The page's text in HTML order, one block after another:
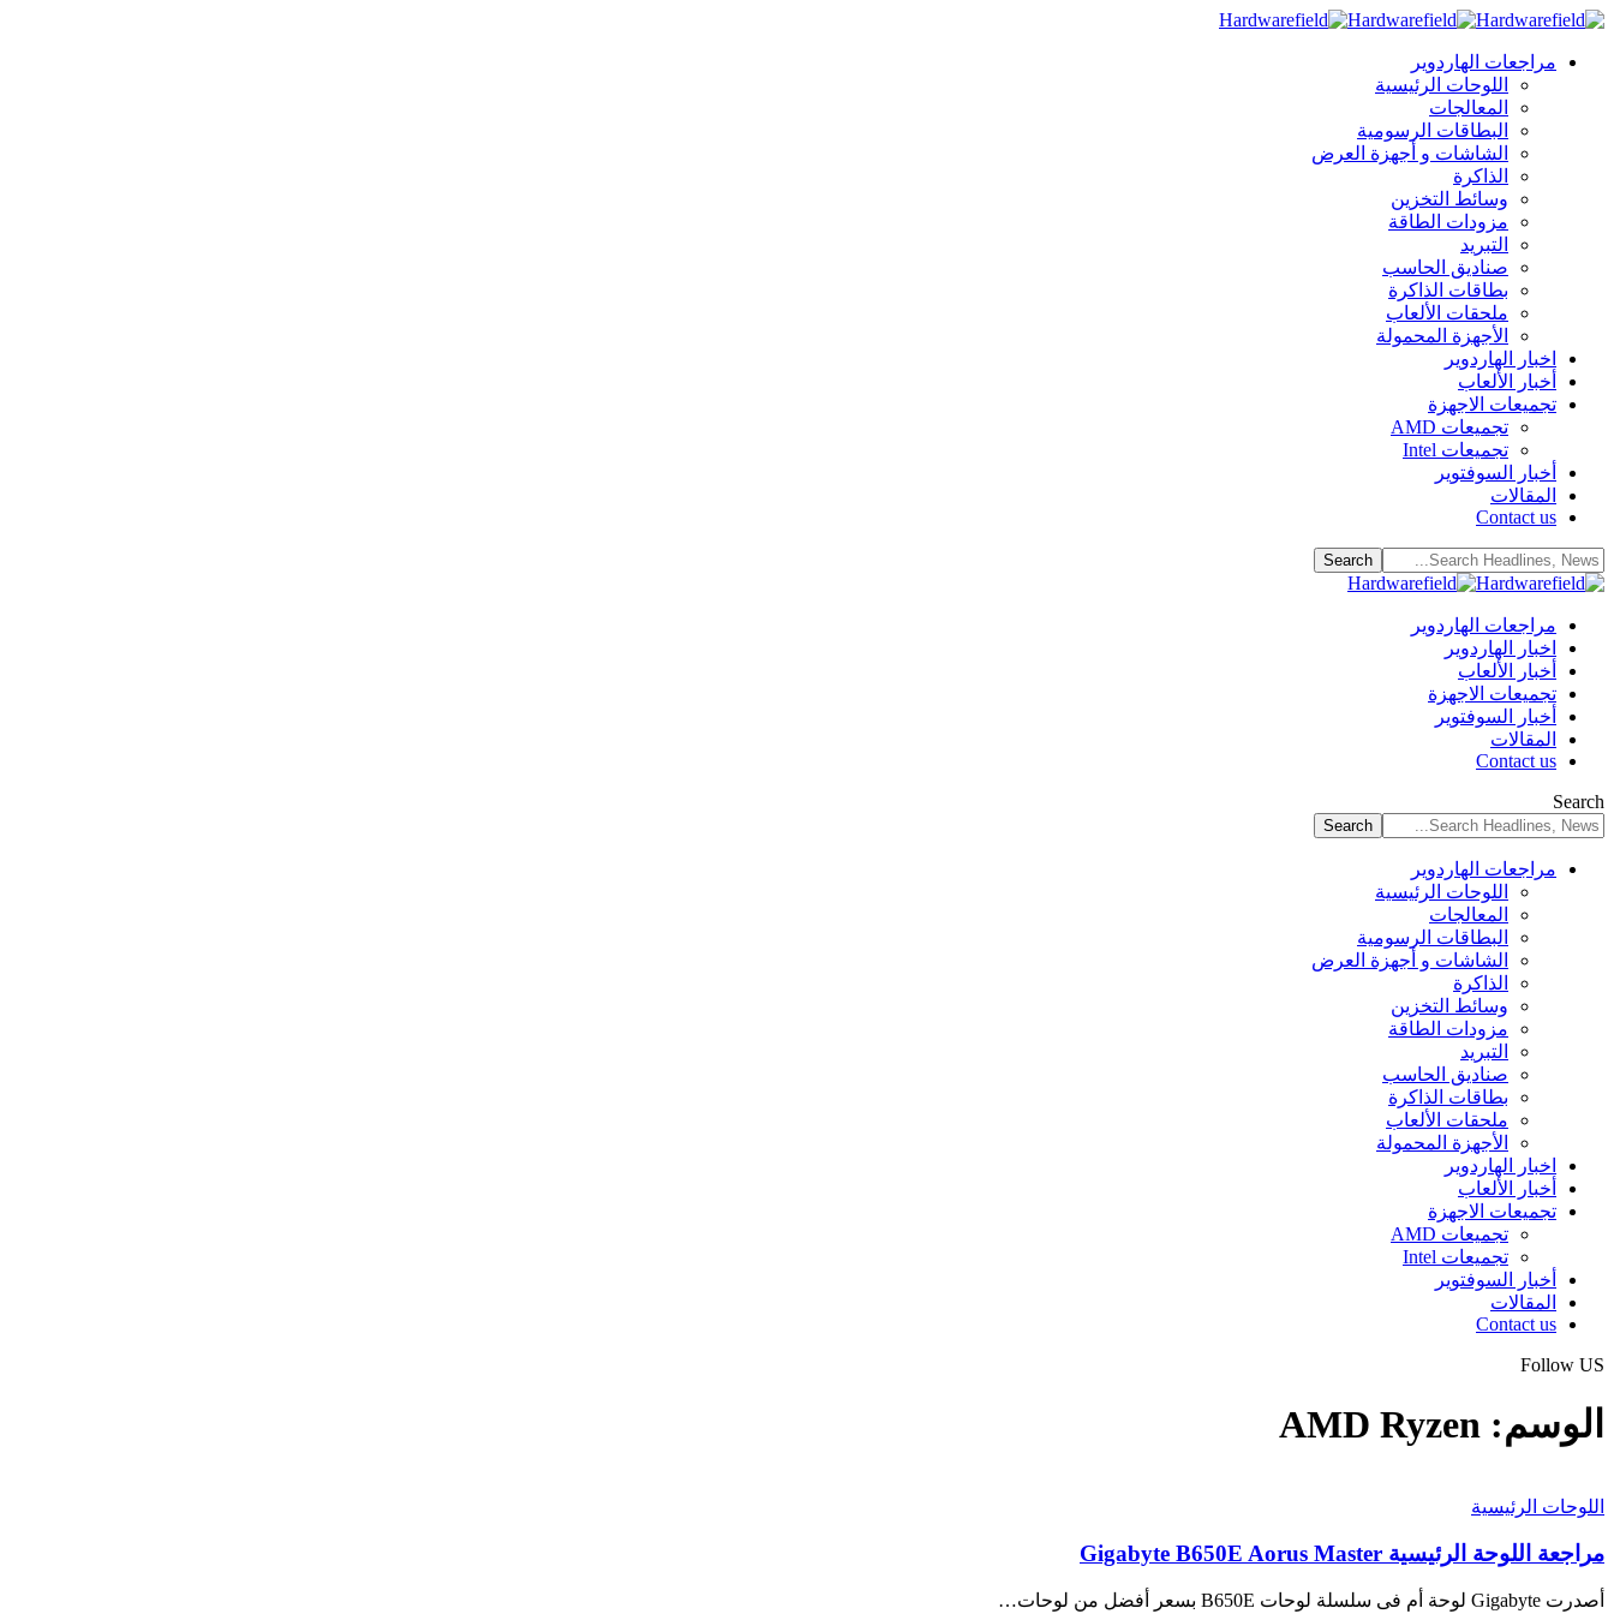
مراجعات الهاردوير
اللوحات الرئيسية
المعالجات
البطاقات الرسومية
الشاشات و أجهزة العرض
الذاكرة
وسائط التخزين
مزودات الطاقة
التبريد
صناديق الحاسب
بطاقات الذاكرة
ملحقات الألعاب
الأجهزة المحمولة
اخبار الهاردوير
أخبار الألعاب
تجميعات الاجهزة
تجميعات AMD
تجميعات Intel
أخبار السوفتوير
المقالات
Contact us
مراجعات الهاردوير
اخبار الهاردوير
أخبار الألعاب
تجميعات الاجهزة
أخبار السوفتوير
المقالات
Contact us
Search
مراجعات الهاردوير
اللوحات الرئيسية
المعالجات
البطاقات الرسومية
الشاشات و أجهزة العرض
الذاكرة
وسائط التخزين
مزودات الطاقة
التبريد
صناديق الحاسب
بطاقات الذاكرة
ملحقات الألعاب
الأجهزة المحمولة
اخبار الهاردوير
أخبار الألعاب
تجميعات الاجهزة
تجميعات AMD
تجميعات Intel
أخبار السوفتوير
المقالات
Contact us
Follow US
الوسم: AMD Ryzen
اللوحات الرئيسية
مراجعة اللوحة الرئيسية Gigabyte B650E Aorus Master
أصدرت Gigabyte لوحة أم فى سلسلة لوحات B650E بسعر أفضل من لوحات…